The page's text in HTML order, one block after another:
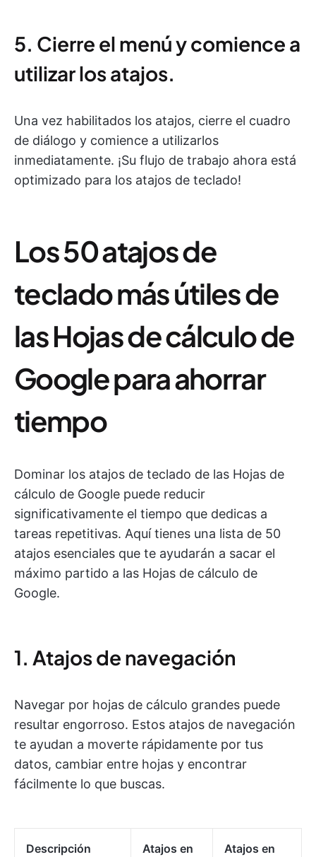
5. Cierre el menú y comience a
utilizar los atajos.
Una vez habilitados los atajos, cierre el cuadro
de diálogo y comience a utilizarlos
inmediatamente. ¡Su flujo de trabajo ahora está
optimizado para los atajos de teclado!
Los 50 atajos de
teclado más útiles de
las Hojas de cálculo de
Google para ahorrar
tiempo
Dominar los atajos de teclado de las Hojas de
cálculo de Google puede reducir
significativamente el tiempo que dedicas a
tareas repetitivas. Aquí tienes una lista de 50
atajos esenciales que te ayudarán a sacar el
máximo partido a las Hojas de cálculo de
Google.
1. Atajos de navegación
Navegar por hojas de cálculo grandes puede
resultar engorroso. Estos atajos de navegación
te ayudan a moverte rápidamente por tus
datos, cambiar entre hojas y encontrar
fácilmente lo que buscas.
Descripción
Atajos en
Atajos en